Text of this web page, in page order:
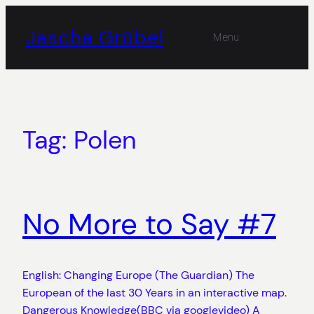
content
Jascha Grübel Menu
Tag: Polen
No More to Say #7
English: Changing Europe (The Guardian) The
European of the last 30 Years in an interactive map.
Dangerous Knowledge(BBC via googlevideo) A